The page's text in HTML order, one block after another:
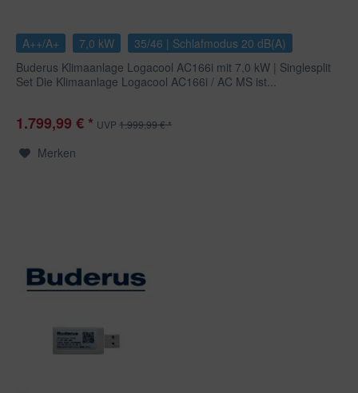
A++/A+ 7,0 kW
35/46 | Schlafmodus 20 dB(A)
Buderus Klimaanlage Logacool AC166i mit 7,0 kW | Singlesplit
Set Die Klimaanlage Logacool AC166i / AC MS ist...
1.799,99 € * UVP1.999,99 € *
Merken